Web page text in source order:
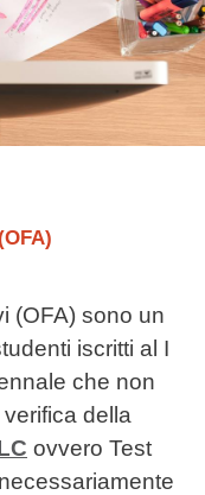
(OFA) sono un
iscritti al I
che non
della
ovvero Test